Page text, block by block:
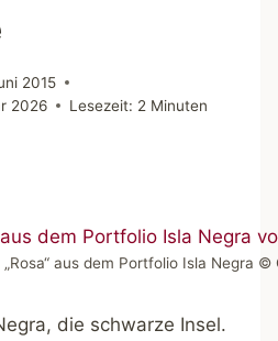
2015
2026 Lesezeit: 2 Minuten
„Rosa“ aus dem Portfolio Isla Negra
die schwarze Insel.